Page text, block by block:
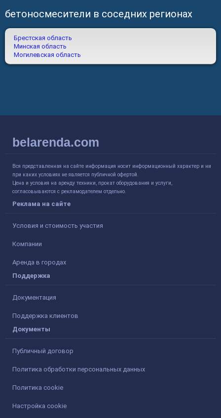
бетоносмесители в соседних регионах
Брестская область
Минская область
Могилевская область
belarenda.com
Вся представленная на сайте информация носит информационный характер и ни
при каких условиях не является публичной офертой.
Цена и условия на аренду техники, прокат оборудования и услуги,
согласовываются с рекламодателем отдельно.
Реклама на сайте
Условия и стоимость участия
Компании
Аренда в городах
Поддержка
Документация
Поддержка клиентов
Документы
Публичный договор
Политика обработки персональных данных
Политика cookie
Настройка cookie